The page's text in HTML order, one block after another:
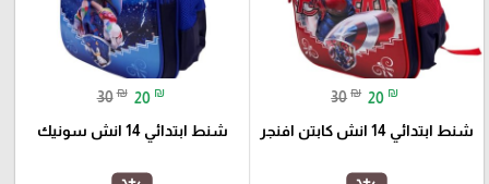
30 ₪ 20 ₪
شنط ابتدائي 14 انش كابتن افنجر
30 ₪ 20 ₪
شنط ابتدائي 14 انش سونيك